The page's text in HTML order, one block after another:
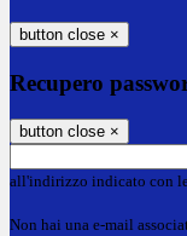
button close ×
Recupero
button close ×
all'indirizzo indicato con
Non hai una e-mail